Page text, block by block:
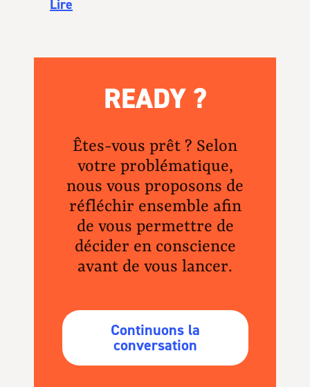
Lire
READY ?
Êtes-vous prêt ? Selon
votre problématique,
nous vous proposons de
réfléchir ensemble afin
de vous permettre de
décider en conscience
avant de vous lancer.
Continuons la
conversation